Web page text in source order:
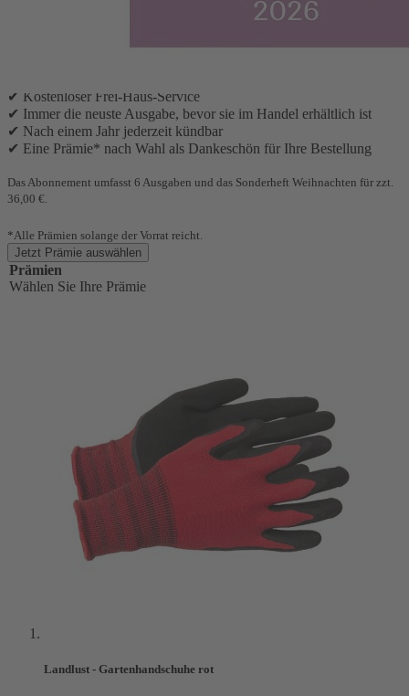
Ihre Abonnement-Vorteile:
✔ Kostenloser Frei-Haus-Service
✔ Immer die neuste Ausgabe, bevor sie im Handel erhältlich ist
✔ Nach einem Jahr jederzeit kündbar
✔ Eine Prämie* nach Wahl als Dankeschön für Ihre Bestellung
Das Abonnement umfasst 6 Ausgaben und das Sonderheft Weihnachten für zzt.
36,00 €.
*Alle Prämien solange der Vorrat reicht.
Jetzt Prämie auswählen
Prämien
Wählen Sie Ihre Prämie
Landlust - Gartenhandschuhe rot